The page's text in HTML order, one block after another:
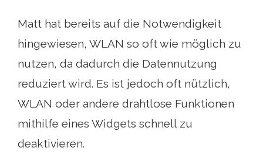
Matt hat bereits auf die Notwendigkeit
hingewiesen, WLAN so oft wie möglich zu
nutzen, da dadurch die Datennutzung
reduziert wird. Es ist jedoch oft nützlich,
WLAN oder andere drahtlose Funktionen
mithilfe eines Widgets schnell zu
deaktivieren.